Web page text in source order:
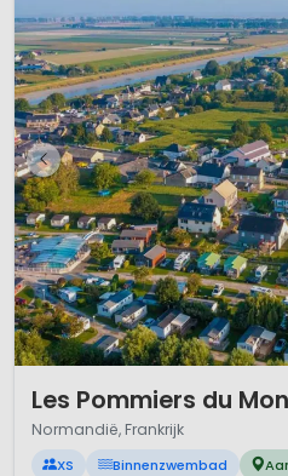
Les Pommiers du
Normandië, Frankrijk
XS Binnenzwembad